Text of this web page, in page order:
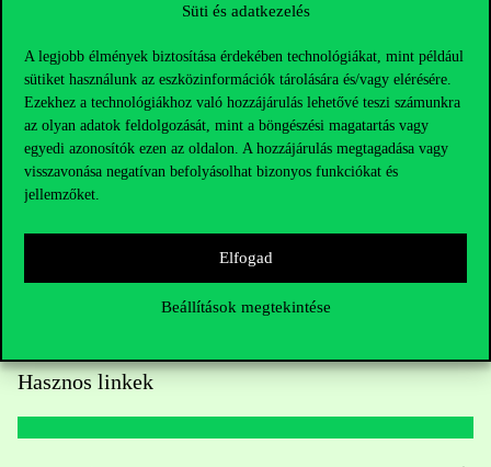
Süti és adatkezelés
A legjobb élmények biztosítása érdekében technológiákat, mint például
sütiket használunk az eszközinformációk tárolására és/vagy elérésére.
Ezekhez a technológiákhoz való hozzájárulás lehetővé teszi számunkra
az olyan adatok feldolgozását, mint a böngészési magatartás vagy
egyedi azonosítók ezen az oldalon. A hozzájárulás megtagadása vagy
visszavonása negatívan befolyásolhat bizonyos funkciókat és
jellemzőket.
Elfogad
Beállítások megtekintése
Oktatói elérhetőségek
HUB jelenlegi hallgatóinknak
Sajtó:press@uni-corvinus.hu
Hasznos linkek